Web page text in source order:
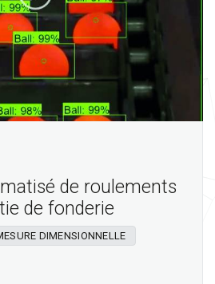
de roulements
de fonderie
DIMENSIONNELLE